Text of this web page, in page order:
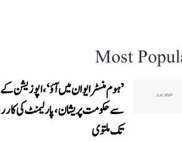
Most
’ہوم منسٹر ایوان میں آؤ‘، اپوزیشن
سے حکومت پریشان، پارلیمنٹ کی
تک ملتوی